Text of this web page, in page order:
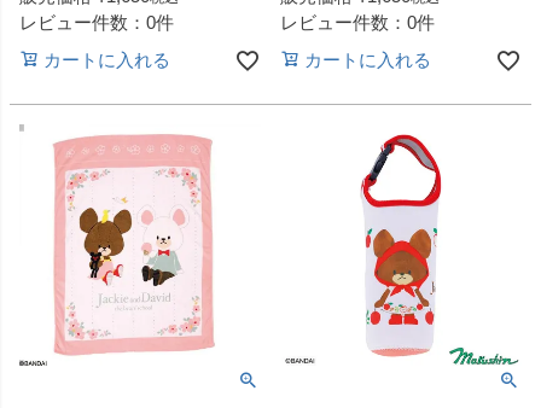
レビュー件数：0件
カートに入れる
レビュー件数：0件
カートに入れる